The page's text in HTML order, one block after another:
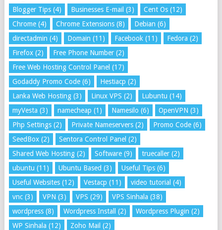
Blogger Tips(4) Businesses E-mail (3) Cent Os(12)
Chrome(4) Chrome Extensions(8) Debian (6)
directadmin (4) Domain (11) Facebook (11) Fedora (2)
Firefox(2) Free Phone Number(2)
Free Web Hosting Control Panel (17)
Godaddy Promo Code(6) Hestiacp (2)
Lanka Web Hosting(3) Linux VPS (2) Lubuntu (14)
myVesta (3) namecheap (1) Namesilo (6) OpenVPN (3)
Php Settings(2) Private Nameservers(2) Promo Code(6)
SeedBox(2) Sentora Control Panel (2)
Shared Web Hosting(2) Software(9) truecaller(2)
ubuntu (11) Ubuntu Based (3) Useful Tips(6)
Useful Websites(12) Vestacp (11) video tutorial (4)
vnc(3) VPN (3) VPS (29) VPS Sinhala (38)
wordpress(8) Wordpress Install (2) Wordpress Plugin (2)
WP Sinhala (12) Zoho Mail (2)